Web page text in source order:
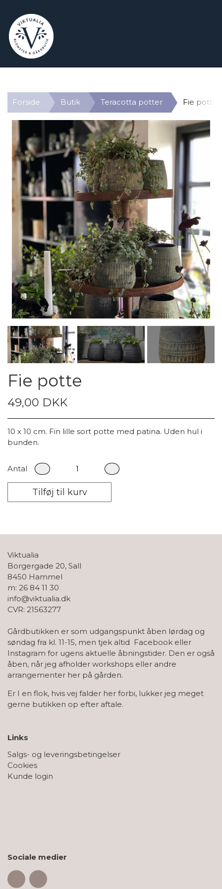
Forside Butik Teracotta potter Fie potte
Fie potte
49,00 DKK
10 x 10 cm. Fin lille sort potte med patina. Uden hul i
bunden.
Antal
Tilføj til kurv
Viktualia
Borgergade 20, Sall
8450 Hammel
m: 26 84 11 30
info@viktualia.dk
CVR: 21563277
Gårdbutikken er som udgangspunkt åben lørdag og
søndag fra kl. 11-15, men tjek altid Facebook eller
Instagram for ugens aktuelle åbningstider. Den er også
åben, når jeg afholder workshops eller andre
arrangementer her på gården.
Er I en flok, hvis vej falder her forbi, lukker jeg meget
gerne butikken op efter aftale.
Links
Salgs- og leveringsbetingelser
Cookies
Kunde login
Sociale medier